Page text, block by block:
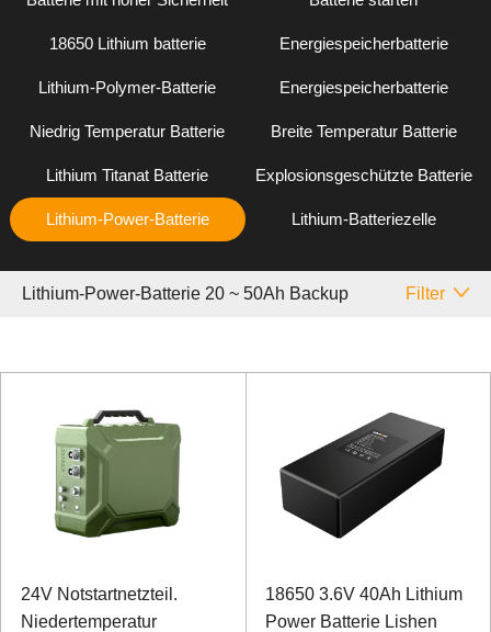
18650 Lithium batterie Energiespeicherbatterie
Lithium-Polymer-Batterie Energiespeicherbatterie
Niedrig Temperatur Batterie Breite Temperatur Batterie
Lithium Titanat Batterie Explosionsgeschützte Batterie
Lithium-Power-Batterie Lithium-Batteriezelle
Lithium-Power-Batterie 20 ~ 50Ah Backup Filter
24V Notstartnetzteil.
Niedertemperatur
18650 3.6V 40Ah Lithium
Power Batterie Lishen